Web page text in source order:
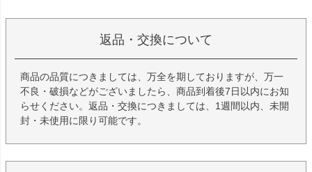
返品・交換について
商品の品質につきましては、万全を期しておりますが、万一
不良・破損などがございましたら、商品到着後7日以内にお知
らせください。返品・交換につきましては、1週間以内、未開
封・未使用に限り可能です。